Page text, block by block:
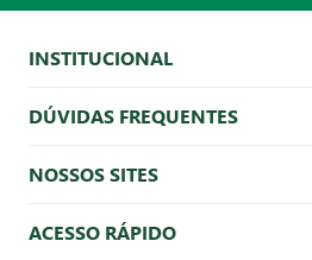
INSTITUCIONAL
DÚVIDAS FREQUENTES
NOSSOS SITES
ACESSO RÁPIDO